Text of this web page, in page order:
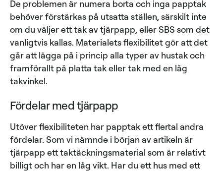
De problemen är numera borta och inga papptak
behöver förstärkas på utsatta ställen, särskilt inte
om du väljer ett tak av tjärpapp, eller SBS som det
vanligtvis kallas. Materialets flexibilitet gör att det
går att lägga på i princip alla typer av hustak och
framförallt på platta tak eller tak med en låg
takvinkel.
Fördelar med tjärpapp
Utöver flexibiliteten har papptak ett flertal andra
fördelar. Som vi nämnde i början av artikeln är
tjärpapp ett taktäckningsmaterial som är relativt
billigt och har en låg vikt. Har du ett hus med ett